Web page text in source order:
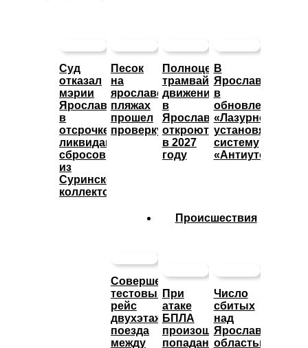
Суд
отказал
мэрии
Ярославля
в
отсрочке
ликвидации
сбросов
из
Суринского
коллектора
Песок
на
ярославских
пляжах
прошел
проверку
Полноценное
трамвайное
движение
в
Ярославле
откроют
в 2027
году
В
Ярославле
в
обновленном
«Лазурном»
установят
систему
«Антиутоп»
Совершен
тестовый
рейс
двухэтажного
поезда
между
Происшествия
При
атаке
БПЛА
произошло
попадание
Число
сбитых
над
Ярославской
областью